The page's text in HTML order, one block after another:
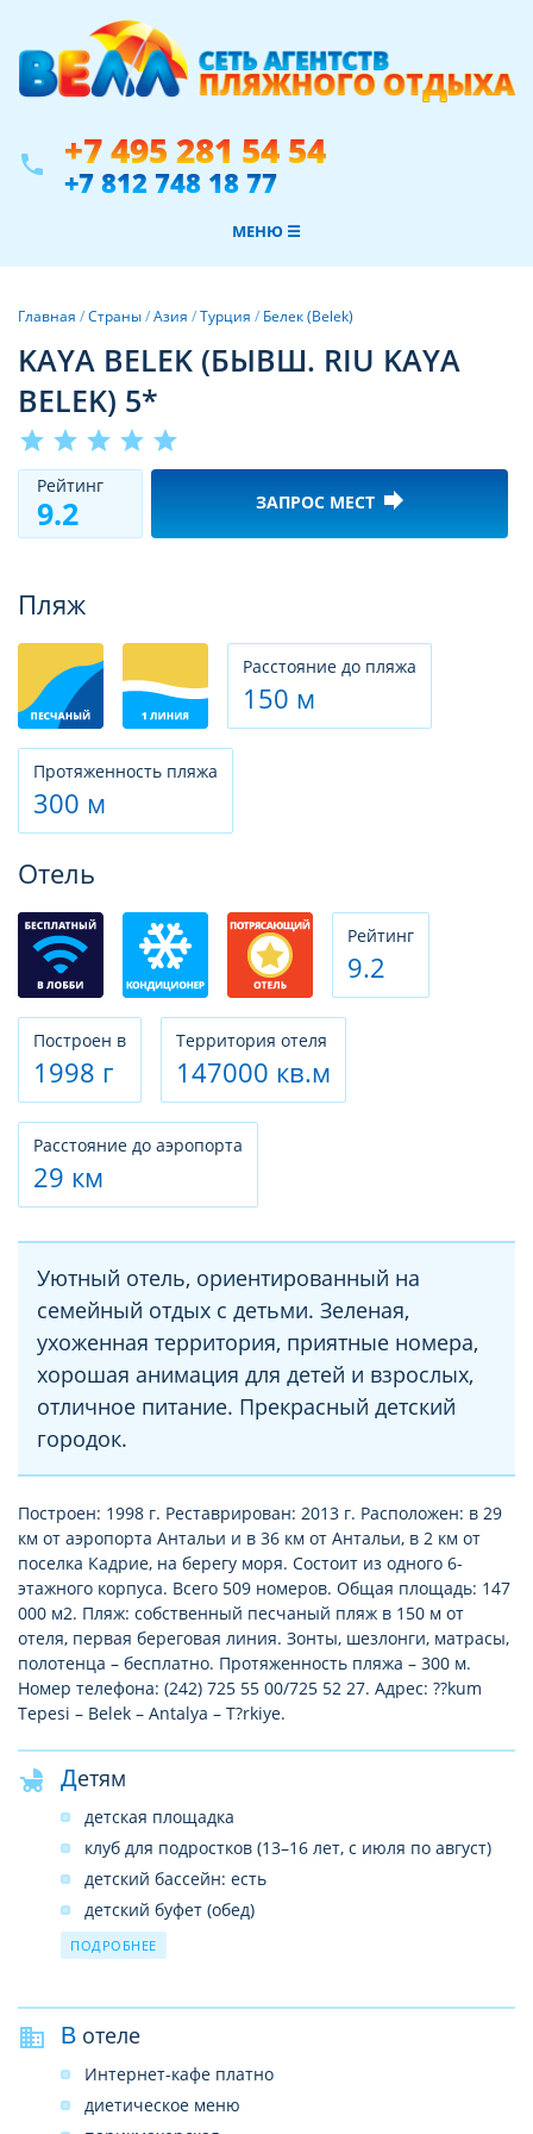
phone +7 495 281 54 54
+7 812 748 18 77
МЕНЮ ☰
Главная /Страны/Азия /Турция / Белек (Belek)
KAYA BELEK (БЫВШ. RIU KAYA
BELEK) 5*
star star star star star
Рeйтинг
9.2 ЗАПРОС МЕСТ forward
Пляж
Расстояние до пляжа
150 м
Протяженность пляжа
300 м
Отель
Рeйтинг
9.2
Построен в
1998 г
Территория отеля
147000 кв.м
Расстояние до аэропорта
29 км
Уютный отель, ориентированный на
семейный отдых с детьми. Зеленая,
ухоженная территория, приятные номера,
хорошая анимация для детей и взрослых,
отличное питание. Прекрасный детский
городок.
Построен: 1998 г. Реставрирован: 2013 г. Расположен: в 29
км от аэропорта Антальи и в 36 км от Антальи, в 2 км от
поселка Кадрие, на берегу моря. Состоит из одного 6-
этажного корпуса. Всего 509 номеров. Общая площадь: 147
000 м2. Пляж: собственный песчаный пляж в 150 м от
отеля, первая береговая линия. Зонты, шезлонги, матрасы,
полотенца – бесплатно. Протяженность пляжа – 300 м.
Номер телефона: (242) 725 55 00/725 52 27. Адрес: ??kum
Tepesi – Belek – Antalya – T?rkiye.
Детям
детская площадка
клуб для подростков (13–16 лет, с июля по август)
детский бассейн: есть
детский буфет (обед)
детский клуб (4–12 лет)
ПОДРОБНЕЕ
В отеле
Интернет-кафе платно
диетическое меню